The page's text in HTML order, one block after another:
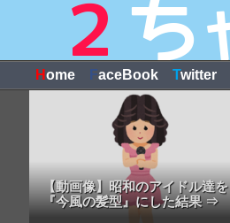
Home FaceBook Twitter
【動画像】昭和のアイドル達を
『今風の髪型』にした結果 ⇒